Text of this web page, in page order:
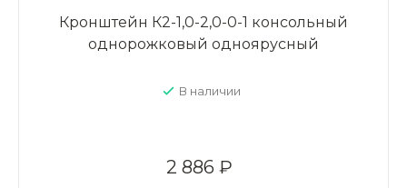
Кронштейн К2-1,0-2,0-0-1 консольный
однорожковый одноярусный
В наличии
2 886 ₽